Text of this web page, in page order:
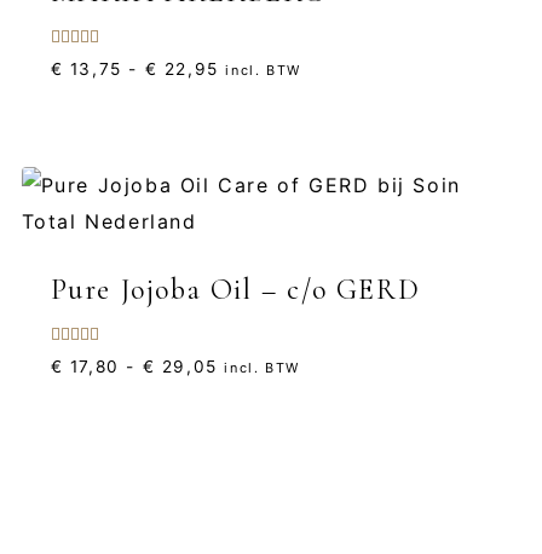
Gewaardeerd
5.00
€ 13,75 - € 22,95 Prijsklasse:
incl. BTW
Pure Jojoba Oil – c/o GERD
Gewaardeerd
5.00
€ 17,80 - € 29,05 Prijsklasse:
incl. BTW